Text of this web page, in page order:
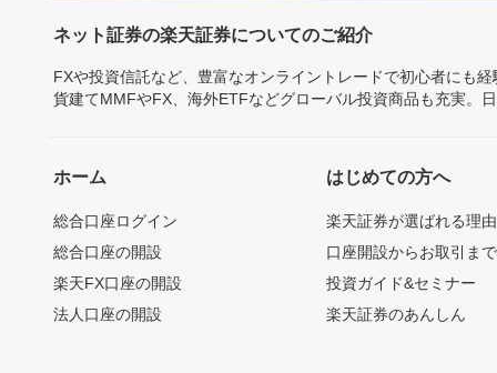
ネット証券の楽天証券についてのご紹介
FXや投資信託など、豊富なオンライントレードで初心者にも
貨建てMMFやFX、海外ETFなどグローバル投資商品も充実。
ホーム
総合口座ログイン
総合口座の開設
楽天FX口座の開設
法人口座の開設
はじめての方へ
楽天証券が選ばれる理由
口座開設からお取引ま
投資ガイド&セミナー
楽天証券のあんしん